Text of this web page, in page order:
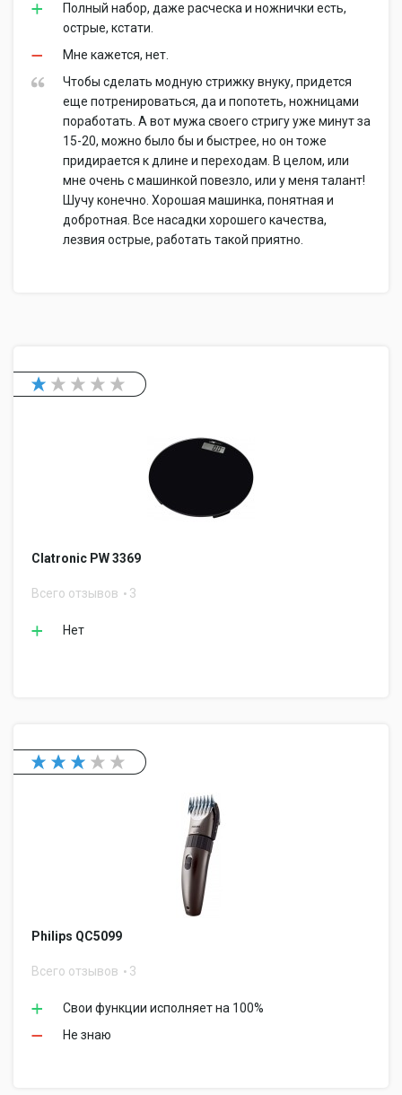
Полный набор, даже расческа и ножнички есть,
острые, кстати.
Мне кажется, нет.
Чтобы сделать модную стрижку внуку, придется
еще потренироваться, да и попотеть, ножницами
поработать. А вот мужа своего стригу уже минут за
15-20, можно было бы и быстрее, но он тоже
придирается к длине и переходам. В целом, или
мне очень с машинкой повезло, или у меня талант!
Шучу конечно. Хорошая машинка, понятная и
добротная. Все насадки хорошего качества,
лезвия острые, работать такой приятно.
Clatronic PW 3369
Всего отзывов 3
Нет
Philips QC5099
Всего отзывов 3
Свои функции исполняет на 100%
Не знаю